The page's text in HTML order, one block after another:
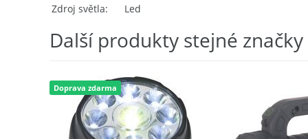
Zdroj světla
Led
Další produkty stejné značky
Doprava zdarma